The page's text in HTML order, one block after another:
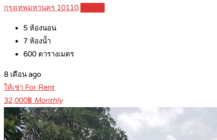
กรุงเทพมหานคร 10110
5 ห้องนอน
7 ห้องน้ำ
600 ตารางเมตร
8 เดือน ago
ให้เช่า For Rent
32,000฿ Monthly